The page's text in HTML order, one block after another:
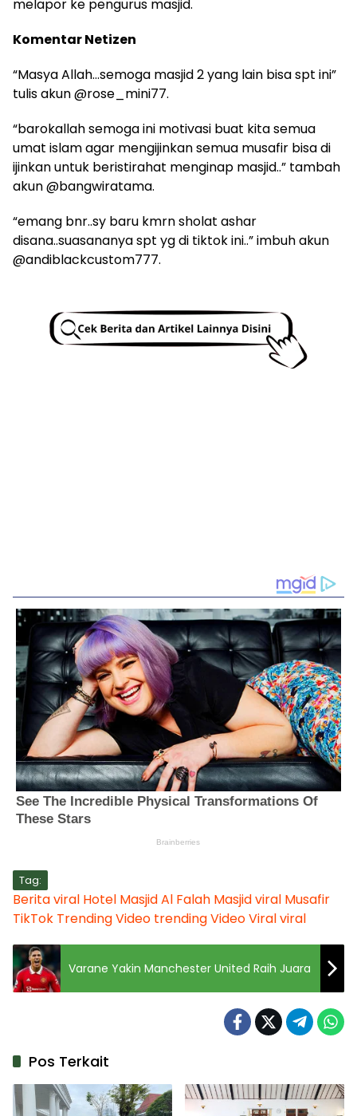
melapor ke pengurus masjid.
Komentar Netizen
“Masya Allah…semoga masjid 2 yang lain bisa spt ini”
tulis akun @rose_mini77.
“barokallah semoga ini motivasi buat kita semua
umat islam agar mengijinkan semua musafir bisa di
ijinkan untuk beristirahat menginap masjid..” tambah
akun @bangwiratama.
“emang bnr..sy baru kmrn sholat ashar
disana..suasananya spt yg di tiktok ini..” imbuh akun
@andiblackcustom777.
Tag:
Berita viral Hotel Masjid Al Falah Masjid viral Musafir
TikTok TrendingVideo trendingVideo Viralviral
Varane Yakin Manchester United Raih Juara
Pos Terkait